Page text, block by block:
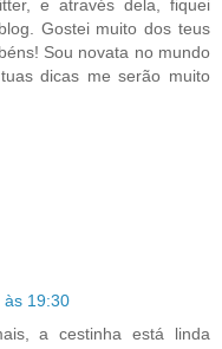
e através dela, fiquei
Gostei muito dos teus
Sou novata no mundo
dicas me serão muito
às 19:30
a cestinha está linda